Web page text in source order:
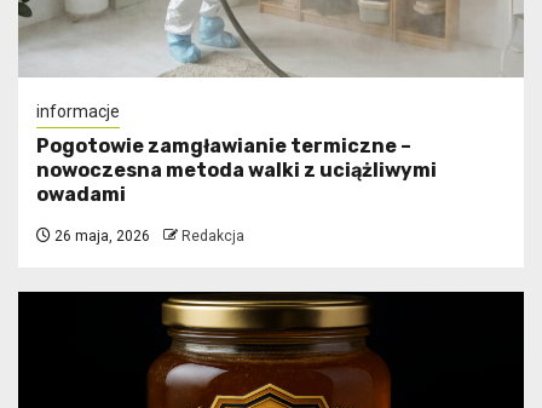
informacje
Pogotowie zamgławianie termiczne –
nowoczesna metoda walki z uciążliwymi
owadami
26 maja, 2026 Redakcja